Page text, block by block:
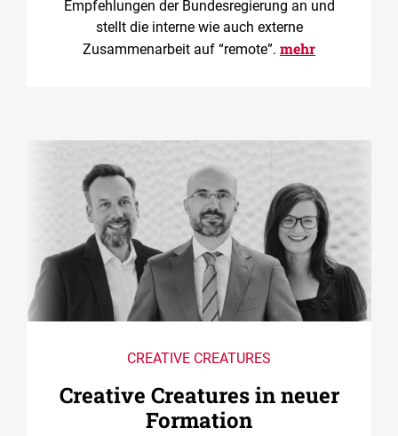
Empfehlungen der Bundesregierung an und
stellt die interne wie auch externe
Zusammenarbeit auf “remote”. mehr
CREATIVE CREATURES
Creative Creatures in neuer
Formation